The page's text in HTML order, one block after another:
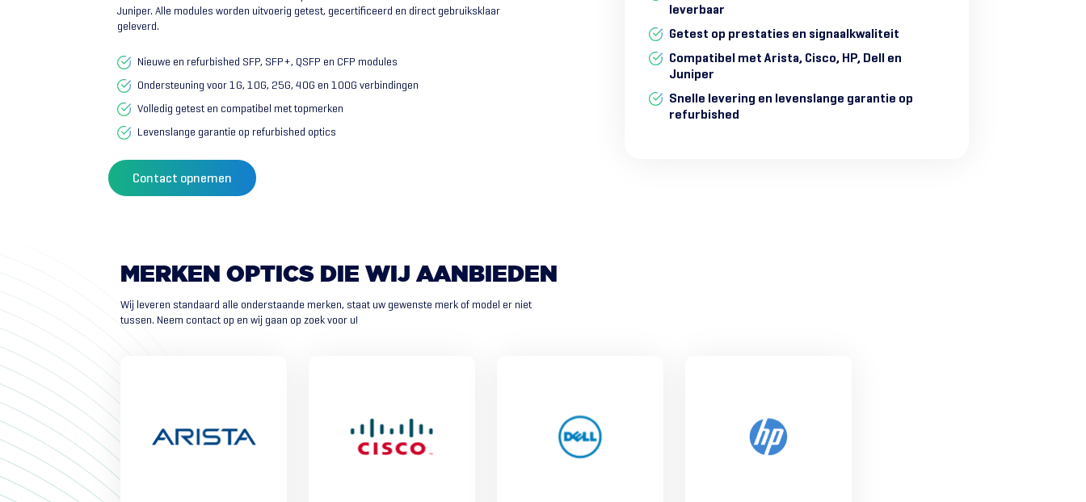
Juniper. Alle modules worden uitvoerig getest, gecertificeerd en direct gebruiksklaar
geleverd.
Nieuwe en refurbished SFP, SFP+, QSFP en CFP modules
Ondersteuning voor 1G, 10G, 25G, 40G en 100G verbindingen
Volledig getest en compatibel met topmerken
Levenslange garantie op refurbished optics
Contact opnemen
leverbaar
Getest op prestaties en signaalkwaliteit
Compatibel met Arista, Cisco, HP, Dell en
Juniper
Snelle levering en levenslange garantie op
refurbished
MERKEN OPTICS DIE WIJ AANBIEDEN
Wij leveren standaard alle onderstaande merken, staat uw gewenste merk of model er niet
tussen. Neem contact op en wij gaan op zoek voor u!